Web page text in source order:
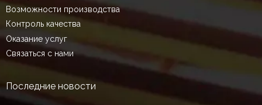
Возможности производства
Контроль качества
Оказание услуг
Связаться с нами
Последние новости